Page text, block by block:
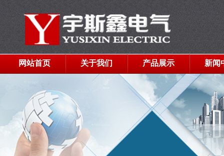
网站首页 关于我们 产品展示 新闻